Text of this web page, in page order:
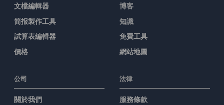
文檔編輯器
简报製作工具
試算表編輯器
價格
博客
知識
免費工具
網站地圖
公司
關於我們
法律
服務條款